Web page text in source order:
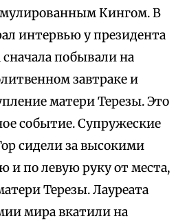
Кингом. В
интервью у президента
побывали на
завтраке и
матери Терезы. Это
событие. Супружеские
сидели за высокими
и по левую руку от места,
Терезы. Лауреата
мира вкатили на